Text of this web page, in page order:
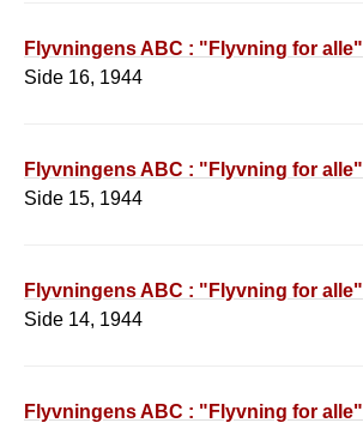
Flyvningens ABC : "Flyvning for alle"
Side 16, 1944
Flyvningens ABC : "Flyvning for alle"
Side 15, 1944
Flyvningens ABC : "Flyvning for alle"
Side 14, 1944
Flyvningens ABC : "Flyvning for alle"